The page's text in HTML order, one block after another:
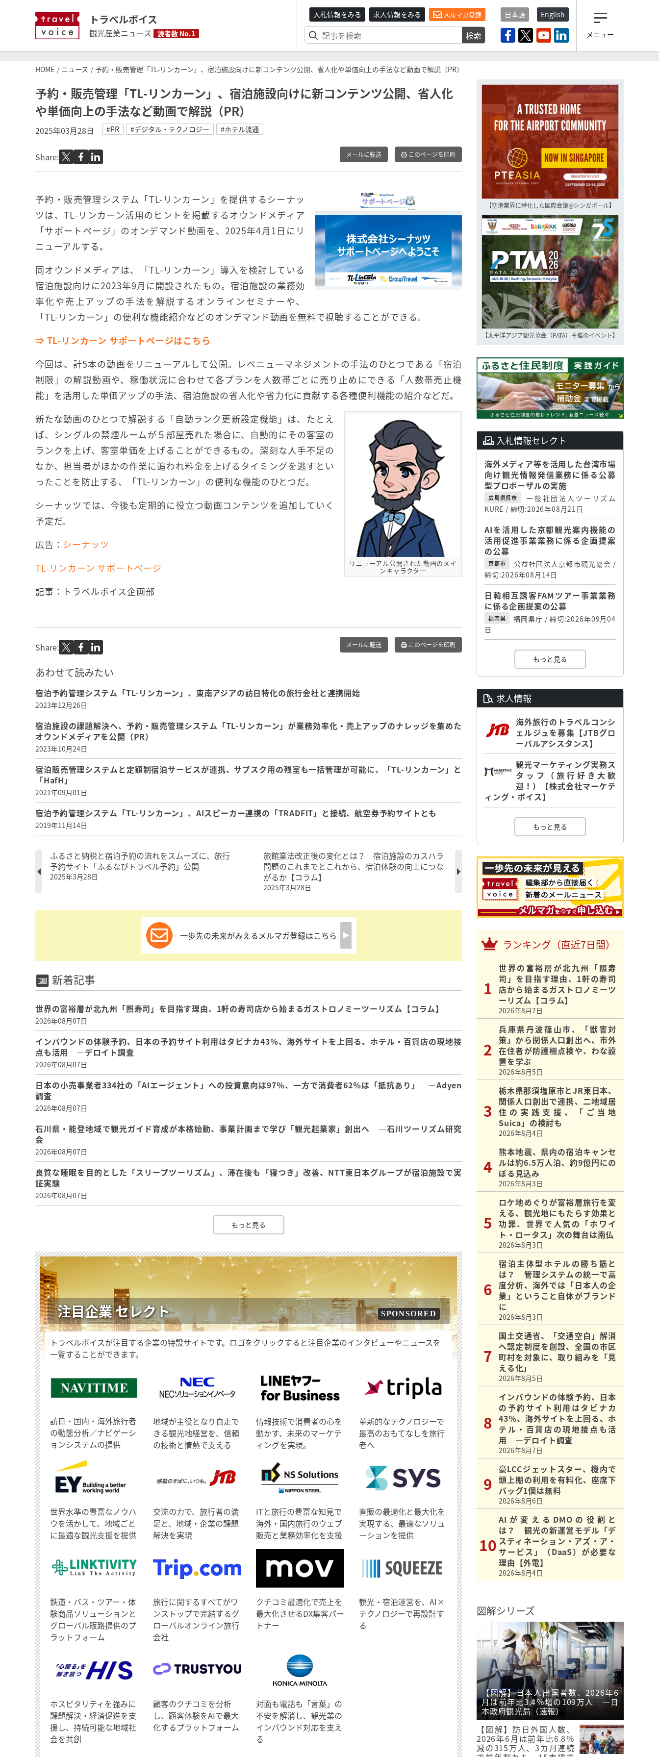
トラベルボイス
観光産業ニュース 読者数 No.1
入札情報をみる 求人情報をみる メルマガ登録
検索
日本語 English
メニュー
HOME ニュース 予約・販売管理「TL-リンカーン」、宿泊施設向けに新コンテンツ公開、省人化や単価向上の手法など動画で解説（PR）
予約・販売管理「TL-リンカーン」、宿泊施設向けに新コンテンツ公開、省人化
や単価向上の手法など動画で解説（PR）
2025年03月28日 #PR #デジタル・テクノロジー #ホテル流通
Share: メールに転送 このページを印刷
予約・販売管理システム「TL-リンカーン」を提供するシーナッ
ツは、TL-リンカーン活用のヒントを掲載するオウンドメディア
「サポートページ」のオンデマンド動画を、2025年4月1日にリ
ニューアルする。
同オウンドメディアは、「TL-リンカーン」導入を検討している
宿泊施設向けに2023年9月に開設されたもの。宿泊施設の業務効
率化や売上アップの手法を解説するオンラインセミナーや、
「TL-リンカーン」の便利な機能紹介などのオンデマンド動画を無料で視聴することができる。
⇒ TL-リンカーン サポートページはこちら
今回は、計5本の動画をリニューアルして公開。レベニューマネジメントの手法のひとつである「宿泊
制限」の解説動画や、稼働状況に合わせて各プランを人数帯ごとに売り止めにできる「人数帯売止機
能」を活用した単価アップの手法、宿泊施設の省人化や省力化に貢献する各種便利機能の紹介などだ。
リニューアル公開された動画のメイ
ンキャラクター
新たな動画のひとつで解説する「自動ランク更新設定機能」は、たとえ
ば、シングルの禁煙ルームが５部屋売れた場合に、自動的にその客室の
ランクを上げ、客室単価を上げることができるもの。深刻な人手不足の
なか、担当者がほかの作業に追われ料金を上げるタイミングを逃すとい
ったことを防止する、「TL-リンカーン」の便利な機能のひとつだ。
シーナッツでは、今後も定期的に役立つ動画コンテンツを追加していく
予定だ。
広告： シーナッツ
TL-リンカーン サポートページ
記事：トラベルボイス企画部
Share: メールに転送 このページを印刷
あわせて読みたい
宿泊予約管理システム「TL-リンカーン」、東南アジアの訪日特化の旅行会社と連携開始
2023年12月26日
宿泊施設の課題解決へ、予約・販売管理システム「TL-リンカーン」が業務効率化・売上アップのナレッジを集めた
オウンドメディアを公開（PR）
2023年10月24日
宿泊販売管理システムと定額制宿泊サービスが連携、サブスク用の残室も一括管理が可能に、「TL-リンカーン」と
「HafH」
2021年09月01日
宿泊予約管理システム「TL-リンカーン」、AIスピーカー連携の「TRADFIT」と接続、航空券予約サイトとも
2019年11月14日
ふるさと納税と宿泊予約の流れをスムーズに、旅行
予約サイト「ふるなびトラベル予約」公開
2025年3月28日
旅館業法改正後の変化とは？ 宿泊施設のカスハラ
問題のこれまでとこれから、宿泊体験の向上につな
がるか【コラム】
2025年3月28日
一歩先の未来がみえるメルマガ登録はこちら
新着記事
世界の富裕層が北九州「照寿司」を目指す理由、1軒の寿司店から始まるガストロノミーツーリズム【コラム】
2026年08月07日
インバウンドの体験予約、日本の予約サイト利用はタビナカ43％、海外サイトを上回る、ホテル・百貨店の現地接
点も活用 ―デロイト調査
2026年08月07日
日本の小売事業者334社の「AIエージェント」への投資意向は97％、一方で消費者62％は「抵抗あり」 ―Adyen
調査
2026年08月07日
石川県・能登地域で観光ガイド育成が本格始動、事業計画まで学び「観光起業家」創出へ ―石川ツーリズム研究
会
2026年08月07日
良質な睡眠を目的とした「スリープツーリズム」、滞在後も「寝つき」改善、NTT東日本グループが宿泊施設で実
証実験
2026年08月07日
もっと見る
注目企業 セレクト SPONSORED
トラベルボイスが注目する企業の特設サイトです。ロゴをクリックすると注目企業のインタビューやニュースを
一覧することができます。
訪日・国内・海外旅行者
の動態分析／ナビゲーシ
ョンシステムの提供
地域が主役となり自走で
きる観光地経営を、信頼
の技術と情熱で支える
情報技術で消費者の心を
動かす、未来のマーケテ
ィングを実現。
革新的なテクノロジーで
最高のおもてなしを旅行
者へ
世界水準の豊富なノウハ
ウを活かして、地域ごと
に最適な観光支援を提供
交流の力で、旅行者の満
足と、地域・企業の課題
解決を実現
ITと旅行の豊富な知見で
海外・国内旅行のウェブ
販売と業務効率化を支援
直販の最適化と最大化を
実現する、最適なソリュ
ーションを提供
鉄道・バス・ツアー・体
験商品ソリューションと
グローバル販路提供のプ
ラットフォーム
旅行に関するすべてがワ
ンストップで完結するグ
ローバルオンライン旅行
会社
クチコミ最適化で売上を
最大化させるDX集客パー
トナー
観光・宿泊運営を、AI×
テクノロジーで再設計す
る
ホスピタリティを強みに
課題解決・経済促進を支
援し、持続可能な地域社
会を共創
顧客のクチコミを分析
し、顧客体験をAIで最大
化するプラットフォーム
対面も電話も「言葉」の
不安を解消し、観光業の
インバウンド対応を支え
る
【空港業界に特化した国際会議@シンガポール】
【太平洋アジア観光協会（PATA）主催のイベント】
入札情報セレクト
海外メディア等を活用した台湾市場
向け観光情報発信業務に係る公募
型プロポーザルの実施
広島県呉市
一般社団法人ツーリズム
KURE / 締切:2026年08月21日
AIを活用した京都観光案内機能の
活用促進事業業務に係る企画提案
の公募
京都市
公益社団法人京都市観光協会 /
締切:2026年08月14日
日韓相互誘客FAMツアー事業業務
に係る企画提案の公募
福岡県
福岡県庁 / 締切:2026年09月04
日
もっと見る
求人情報
海外旅行のトラベルコンシ
ェルジュを募集【JTBグロ
ーバルアシスタンス】
観光マーケティング実務ス
タッフ（旅行好き大歓
迎！）【株式会社マーケテ
ィング・ボイス】
もっと見る
ランキング（直近7日間）
世界の富裕層が北九州「照寿
司」を目指す理由、1軒の寿司
店から始まるガストロノミーツ
ーリズム【コラム】
2026年8月7日
兵庫県丹波篠山市、「獣害対
策」から関係人口創出へ、市外
在住者が防護柵点検や、わな設
置を学ぶ
2026年8月5日
栃木県那須塩原市とJR東日本、
関係人口創出で連携、二地域居
住の実践支援、「ご当地
Suica」の検討も
2026年8月4日
熊本地震、県内の宿泊キャンセ
ルは約6.5万人泊、約9億円にの
ぼる見込み
2026年8月3日
ロケ地めぐりが富裕層旅行を変
える、観光地にもたらす効果と
功罪、世界で人気の「ホワイ
ト・ロータス」次の舞台は南仏
2026年8月3日
宿泊主体型ホテルの勝ち筋と
は？ 管理システムの統一で高
度分析、海外では「日本人の企
業」ということ自体がブランド
に
2026年8月3日
国土交通省、「交通空白」解消
へ認定制度を創設、全国の市区
町村を対象に、取り組みを「見
える化」
2026年8月5日
インバウンドの体験予約、日本
の予約サイト利用はタビナカ
43％、海外サイトを上回る、ホ
テル・百貨店の現地接点も活
用 ―デロイト調査
2026年8月7日
豪LCCジェットスター、機内で
頭上棚の利用を有料化、座席下
バッグ1個は無料
2026年8月6日
AIが変えるDMOの役割と
は？ 観光の新運営モデル「デ
スティネーション・アズ・ア・
サービス」（DaaS）が必要な
理由【外電】
2026年8月4日
図解シリーズ
【図解】日本人出国者数、2026年6
月は前年比3.4％増の109万人 ―日
本政府観光局（速報）
【図解】訪日外国人数、
2026年6月は前年比6.8％
減の315万人、3カ月連続
観光産業ニュース「トラベ
登録済みですよね？
もし未だ登録していないなら…
いますぐ登録する